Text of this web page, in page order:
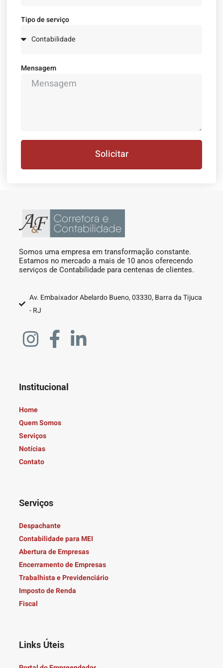
Tipo de serviço
Mensagem
Solicitar
Somos uma empresa em transformação constante.
Estamos no mercado a mais de 10 anos oferecendo
serviços de Contabilidade para centenas de clientes.
Av. Embaixador Abelardo Bueno, 03330, Barra da Tijuca
- RJ
Institucional
Home
Quem Somos
Serviços
Notícias
Contato
Serviços
Despachante
Contabilidade para MEI
Abertura de Empresas
Encerramento de Empresas
Trabalhista e Previdenciário
Imposto de Renda
Fiscal
Links Úteis